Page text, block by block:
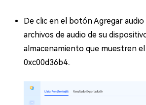
De clic en el botón Agregar
archivos de audio de su
almacenamiento que muestren
0xc00d36b4..